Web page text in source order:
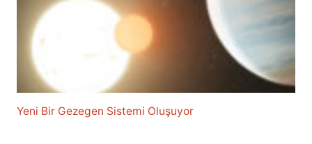
Yeni Bir Gezegen Sistemi Oluşuyor